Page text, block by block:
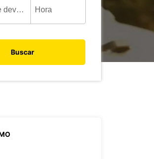
Buscar